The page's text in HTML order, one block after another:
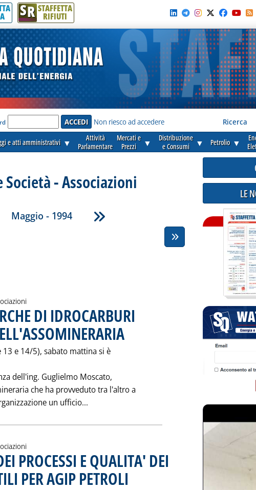
SR STAFFETTA
RIFIUTI
Non riesco ad accedere Ricerca
e atti amministrativi ▼
Attività
Parlamentare
Mercati e
Prezzi
▼
Distribuzione
e Consumi
▼ Petrolio ▼
- Associazioni
Maggio - 1994
DI IDROCARBURI
. Pubblicata martedì 31 maggio 1994 alle 0.0.
13 e 14/5), sabato mattina si è
dell'ing. Guglielmo Moscato,
che ha provveduto tra l'altro a
un ufficio... Leggi tutta la notizia: 'I NODI DELLE
PROCESSI E QUALITA' DEI
PER AGIP PETROLI
LE